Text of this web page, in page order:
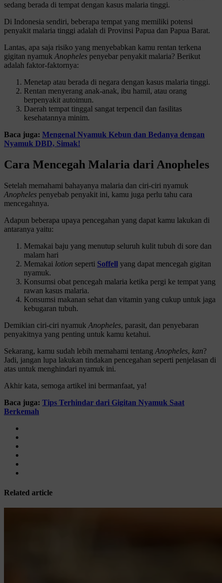
sedang berada di tempat dengan kasus malaria tinggi.
Di Indonesia sendiri, beberapa tempat yang memiliki potensi
penyakit malaria tinggi adalah di Provinsi Papua dan Papua Barat.
Lantas, apa saja risiko yang menyebabkan kamu rentan terkena
gigitan nyamukAnopheles penyebar penyakit malaria? Berikut
adalah faktor-faktornya:
Menetap atau berada di negara dengan kasus malaria tinggi.
Rentan menyerang anak-anak, ibu hamil, atau orang
berpenyakit autoimun.
Daerah tempat tinggal sangat terpencil dan fasilitas
kesehatannya minim.
Baca juga: Mengenal Nyamuk Kebun dan Bedanya dengan
Nyamuk DBD, Simak!
Cara Mencegah Malaria dari Anopheles
Setelah memahami bahayanya malaria dan ciri-ciri nyamuk
Anopheles penyebab penyakit ini, kamu juga perlu tahu cara
mencegahnya.
Adapun beberapa upaya pencegahan yang dapat kamu lakukan di
antaranya yaitu:
Memakai baju yang menutup seluruh kulit tubuh di sore dan
malam hari
Memakai lotion seperti Soffell yang dapat mencegah gigitan
nyamuk.
Konsumsi obat pencegah malaria ketika pergi ke tempat yang
rawan kasus malaria.
Konsumsi makanan sehat dan vitamin yang cukup untuk jaga
kebugaran tubuh.
Demikian ciri-ciri nyamuk Anopheles, parasit, dan penyebaran
penyakitnya yang penting untuk kamu ketahui.
Sekarang, kamu sudah lebih memahami tentang Anopheles, kan?
Jadi, jangan lupa lakukan tindakan pencegahan seperti penjelasan di
atas untuk menghindari nyamuk ini.
Akhir kata, semoga artikel ini bermanfaat, ya!
Baca juga: Tips Terhindar dari Gigitan Nyamuk Saat
Berkemah
Related article